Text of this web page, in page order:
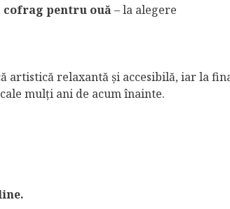
cofrag pentru ouă – la alegere
artistică relaxantă și accesibilă, iar la
mulți ani de acum înainte.